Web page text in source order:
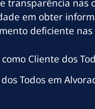
transparência nas
em obter
deficiente nas
Cliente dos
Todos em